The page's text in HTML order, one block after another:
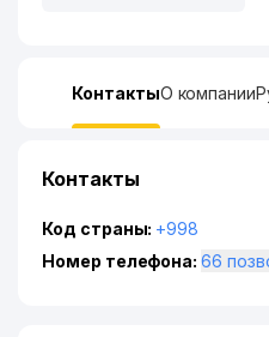
КонтактыО компании
Контакты
Код страны: +998
Номер телефона:
66